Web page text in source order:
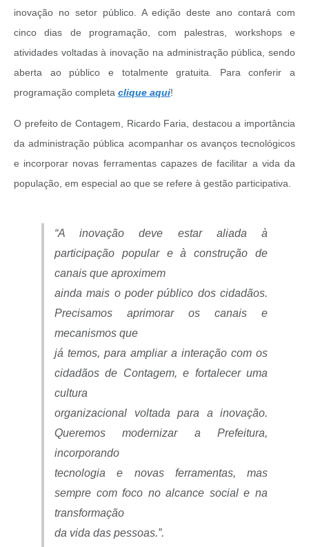
inovação no setor público. A edição deste ano contará com
cinco dias de programação, com palestras, workshops e
atividades voltadas à inovação na administração pública, sendo
aberta ao público e totalmente gratuita. Para conferir a
programação completa clique aqui!
O prefeito de Contagem, Ricardo Faria, destacou a importância
da administração pública acompanhar os avanços tecnológicos
e incorporar novas ferramentas capazes de facilitar a vida da
população, em especial ao que se refere à gestão participativa.
“A inovação deve estar aliada à
participação popular e à construção de
canais que aproximem
ainda mais o poder público dos cidadãos.
Precisamos aprimorar os canais e
mecanismos que
já temos, para ampliar a interação com os
cidadãos de Contagem, e fortalecer uma
cultura
organizacional voltada para a inovação.
Queremos modernizar a Prefeitura,
incorporando
tecnologia e novas ferramentas, mas
sempre com foco no alcance social e na
transformação
da vida das pessoas.”.